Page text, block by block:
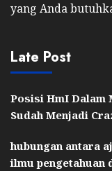
yang Anda
Late Post
Posisi HmI Dalam
Sudah Menjadi
hubungan antara
ilmu pengetahuan